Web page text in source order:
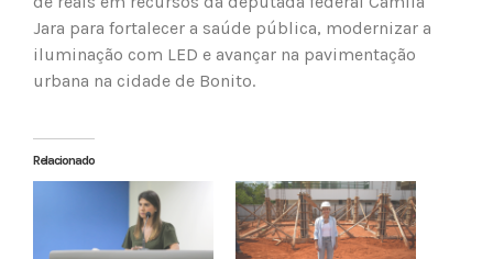
Jara para fortalecer a saúde pública, modernizar a
iluminação com LED e avançar na pavimentação
urbana na cidade de Bonito.
Relacionado